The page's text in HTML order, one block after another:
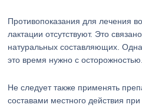
Противопоказания для лечения
лактации отсутствуют. Это
натуральных составляющих.
это время нужно с осторожностью.
Не следует также применять
составами местного действия